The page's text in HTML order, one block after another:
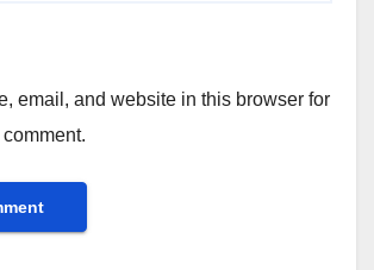
email, and website in this browser for